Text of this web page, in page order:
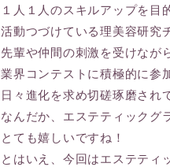
１人１人のスキルアップを目
活動つづけている理美容研究
先輩や仲間の刺激を受けなが
業界コンテストに積極的に参
日々進化を求め切磋琢磨され
なんだか、エステティックグ
とても嬉しいですね！
とはいえ、今回はエステティ